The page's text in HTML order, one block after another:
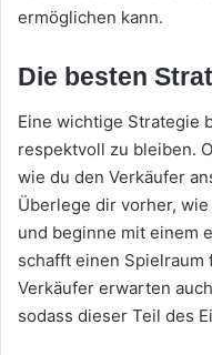
ermöglichen kann.
Die besten
Eine wichtige Strategie
respektvoll zu bleiben.
wie du den Verkäufer
Überlege dir vorher,
und beginne mit einem
schafft einen Spielraum
Verkäufer erwarten
sodass dieser Teil des